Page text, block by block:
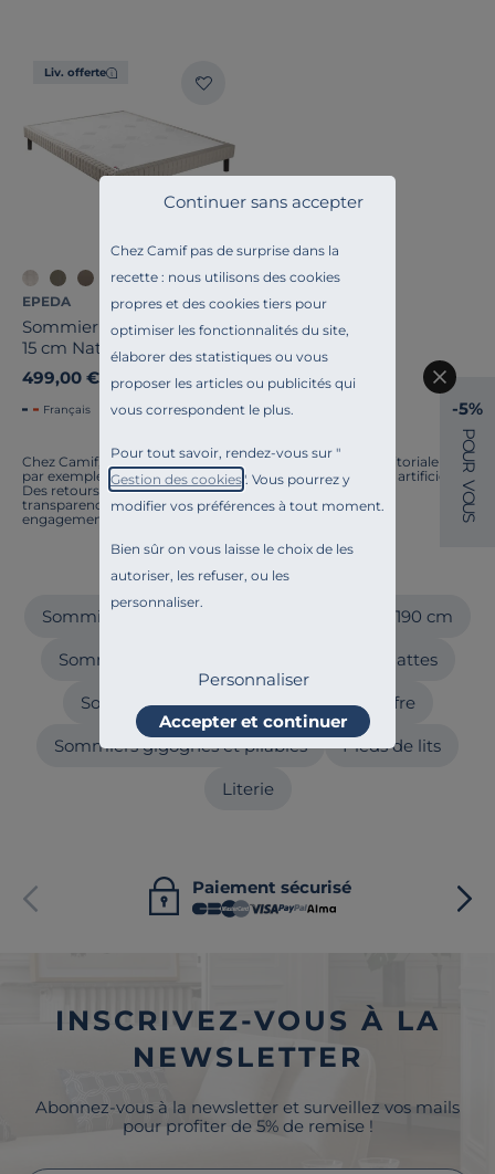
Chez Camif pas de surprise dans la
recette : nous utilisons des cookies
propres et des cookies tiers pour
optimiser les fonctionnalités du site,
élaborer des statistiques ou vous
proposer les articles ou publicités qui
vous correspondent le plus.
Pour tout savoir, rendez-vous sur "
Gestion des cookies". Vous pourrez y
modifier vos préférences à tout moment.
Bien sûr on vous laisse le choix de les
autoriser, les refuser, ou les
personnaliser.
Continuer sans accepter
Personnaliser
Accepter et continuer
Liv. offerte
EPEDA
Sommier tapissier à lattes
15 cm Nature
499,00 €
Français
Chez Camif, on innove en permanence. Notre équipe éditoriale a
par exemple généré cette page à l'aide d'une intelligence artificielle.
Des retours ? Nous sommes à l'écoute. Tout comme la
transparence, l'amélioration continue fait partie de nos
engagements.
Craquez aussi pour
Sommiers 90 x 190 cm Sommiers 140 x 190 cm
Sommiers 160 x 200 cm Sommiers à lattes
Sommiers tapissiers Sommiers coffre
Sommiers gigognes et pliables Pieds de lits
Literie
Paiement sécurisé
INSCRIVEZ-VOUS À LA
NEWSLETTER
Abonnez-vous à la newsletter et surveillez vos mails
pour profiter de 5% de remise !
-5%
P
O
U
R
V
O
U
S